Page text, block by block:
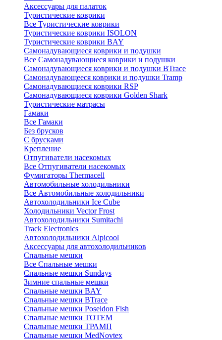
Аксессуары для палаток
Туристические коврики
Все Туристические коврики
Туристические коврики ISOLON
Туристические коврики BAY
Самонадувающиеся коврики и подушки
Все Самонадувающиеся коврики и подушки
Самонадувающиеся коврики и подушки BTrace
Самонадувающееся коврики и подушки Tramp
Самонадувающиеся коврики RSP
Самонадувающиеся коврики Golden Shark
Туристические матрасы
Гамаки
Все Гамаки
Без брусков
С брусками
Крепление
Отпугиватели насекомых
Все Отпугиватели насекомых
Фумигаторы Thermacell
Автомобильные холодильники
Все Автомобильные холодильники
Автохолодильники Ice Cube
Холодильники Vector Frost
Автохолодильники Sumitachi
Track Electronics
Автохолодильники Alpicool
Аксессуары для автохолодильников
Спальные мешки
Все Спальные мешки
Спальные мешки Sundays
Зимние спальные мешки
Спальные мешки BAY
Спальные мешки BTrace
Спальные мешки Poseidon Fish
Спальные мешки ТОТЕМ
Спальные мешки ТРАМП
Cпальные мешки MedNovtex